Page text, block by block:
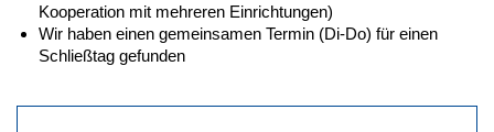
Kooperation mit mehreren Einrichtungen)
Wir haben einen gemeinsamen Termin (Di-Do) für einen
Schließtag gefunden